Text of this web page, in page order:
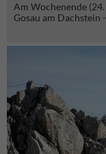
Am Wochenende
Gosau am Dachstein